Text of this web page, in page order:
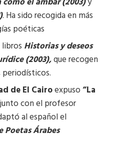
. Ha sido recogida en más
poéticas
Historias y deseos
(2003),que recogen
periodísticos.
de El Cairoexpuso“La
junto con el profesor
al español el
Árabes